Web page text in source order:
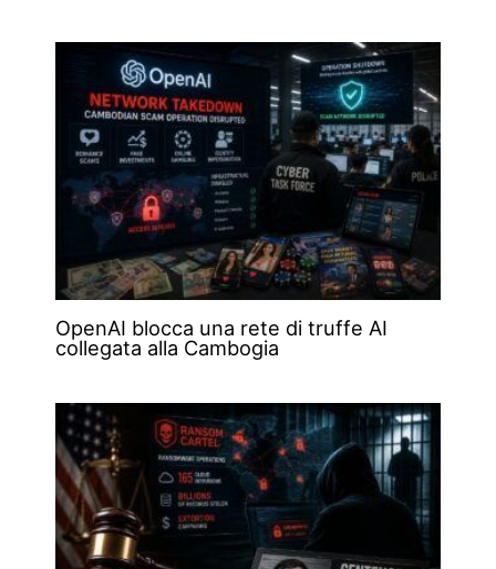
OpenAI blocca una rete di truffe AI
collegata alla Cambogia